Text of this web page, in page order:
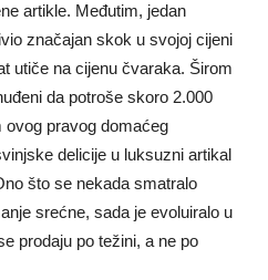
artikle. Međutim, jedan
značajan skok u svojoj cijeni
utiče na cijenu čvaraka. Širom
da potroše skoro 2.000
ovog pravog domaćeg
delicije u luksuzni artikal
što se nekada smatralo
srećne, sada je evoluiralo u
prodaju po težini, a ne po